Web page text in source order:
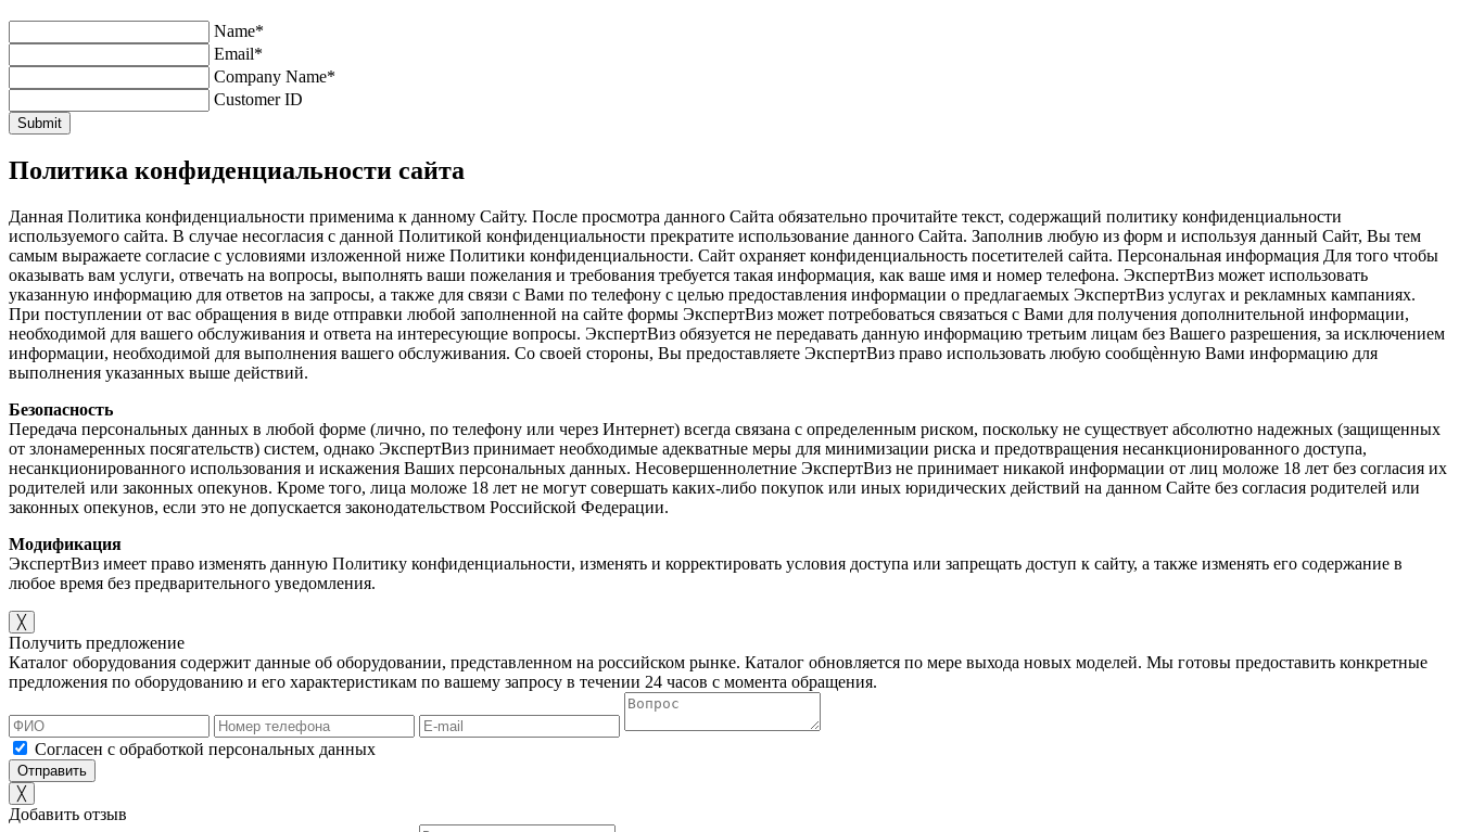
Name*
Email*
Company Name*
Customer ID
Submit
Политика конфиденциальности сайта
Данная Политика конфиденциальности применима к данному Сайту. После просмотра данного Сайта обязательно прочитайте текст, содержащий политику конфиденциальности
используемого сайта. В случае несогласия с данной Политикой конфиденциальности прекратите использование данного Сайта. Заполнив любую из форм и используя данный Сайт, Вы тем
самым выражаете согласие с условиями изложенной ниже Политики конфиденциальности. Сайт охраняет конфиденциальность посетителей сайта. Персональная информация Для того чтобы
оказывать вам услуги, отвечать на вопросы, выполнять ваши пожелания и требования требуется такая информация, как ваше имя и номер телефона. ЭкспертВиз может использовать
указанную информацию для ответов на запросы, а также для связи с Вами по телефону с целью предоставления информации о предлагаемых ЭкспертВиз услугах и рекламных кампаниях.
При поступлении от вас обращения в виде отправки любой заполненной на сайте формы ЭкспертВиз может потребоваться связаться с Вами для получения дополнительной информации,
необходимой для вашего обслуживания и ответа на интересующие вопросы. ЭкспертВиз обязуется не передавать данную информацию третьим лицам без Вашего разрешения, за исключением
информации, необходимой для выполнения вашего обслуживания. Со своей стороны, Вы предоставляете ЭкспертВиз право использовать любую сообщѐнную Вами информацию для
выполнения указанных выше действий.
Безопасность
Передача персональных данных в любой форме (лично, по телефону или через Интернет) всегда связана с определенным риском, поскольку не существует абсолютно надежных (защищенных
от злонамеренных посягательств) систем, однако ЭкспертВиз принимает необходимые адекватные меры для минимизации риска и предотвращения несанкционированного доступа,
несанкционированного использования и искажения Ваших персональных данных. Несовершеннолетние ЭкспертВиз не принимает никакой информации от лиц моложе 18 лет без согласия их
родителей или законных опекунов. Кроме того, лица моложе 18 лет не могут совершать каких-либо покупок или иных юридических действий на данном Сайте без согласия родителей или
законных опекунов, если это не допускается законодательством Российской Федерации.
Модификация
ЭкспертВиз имеет право изменять данную Политику конфиденциальности, изменять и корректировать условия доступа или запрещать доступ к сайту, а также изменять его содержание в
любое время без предварительного уведомления.
╳
Получить предложение
Каталог оборудования содержит данные об оборудовании, представленном на российском рынке. Каталог обновляется по мере выхода новых моделей. Мы готовы предоставить конкретные
предложения по оборудованию и его характеристикам по вашему запросу в течении 24 часов с момента обращения.
Согласен с обработкой персональных данных
╳
Добавить отзыв